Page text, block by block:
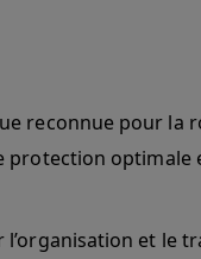
reconnue pour la
optimale
et le